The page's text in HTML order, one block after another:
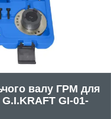
валу ГРМ для
GI-01-